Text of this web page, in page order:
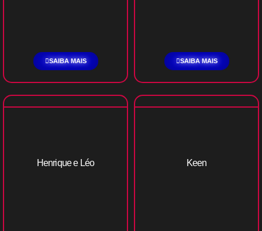
SAIBA MAIS SAIBA MAIS
Henrique e Léo Keen